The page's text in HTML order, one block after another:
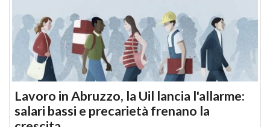
Lavoro in Abruzzo, la Uil lancia l'allarme:
salari bassi e precarietà frenano la